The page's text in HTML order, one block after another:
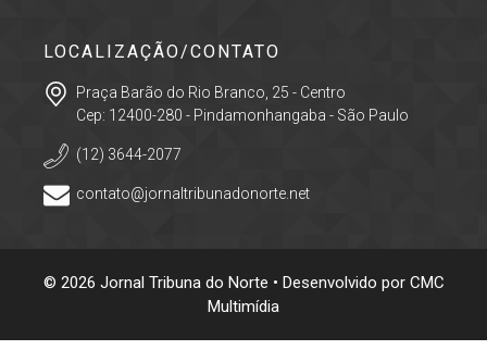
LOCALIZAÇÃO/CONTATO
Praça Barão do Rio Branco, 25 - Centro
Cep: 12400-280 - Pindamonhangaba - São Paulo
(12) 3644-2077
contato@jornaltribunadonorte.net
© 2026 Jornal Tribuna do Norte • Desenvolvido por CMC
Multimídia